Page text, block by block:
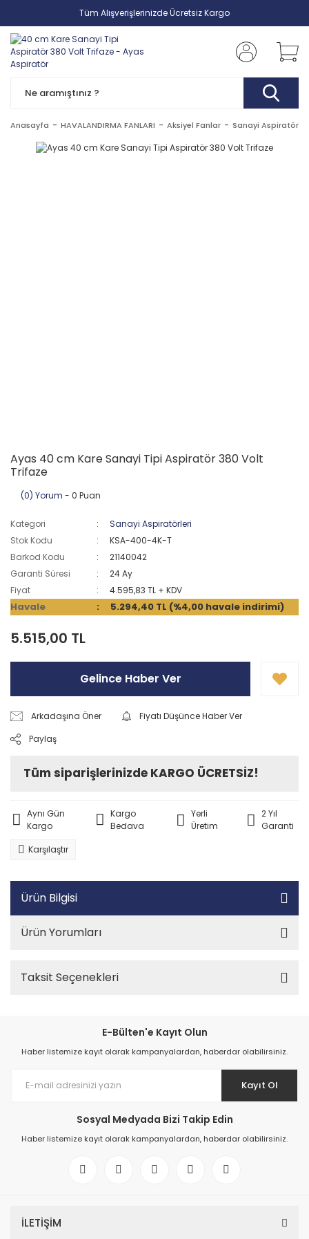
Tüm Alışverişlerinizde Ücretsiz Kargo
Anasayfa HAVALANDIRMA FANLARI Aksiyel Fanlar Sanayi
Ayas 40 cm Kare Sanayi Tipi Aspiratör 380 Volt
Trifaze
(0) Yorum - 0 Puan
Kategori
Sanayi Aspiratörleri
Stok Kodu
KSA-400-4K-T
Barkod Kodu
21140042
Garanti Süresi
24 Ay
Fiyat
4.595,83 TL + KDV
Havale 5.294,40 TL (%4,00 havale indirimi)
5.515,00 TL
Gelince Haber Ver
Arkadaşına Öner
Fiyatı Düşünce Haber Ver
Paylaş
Tüm siparişlerinizde KARGO ÜCRETSİZ!
Aynı Gün
Kargo
Kargo
Bedava
Yerli
Üretim
2 Yıl
Garanti
Karşılaştır
Ürün Bilgisi
Ürün Yorumları
Taksit Seçenekleri
E-Bülten'e Kayıt Olun
Haber listemize kayıt olarak kampanyalardan, haberdar olabilirsiniz.
Kayıt Ol
Sosyal Medyada Bizi Takip Edin
Haber listemize kayıt olarak kampanyalardan, haberdar olabilirsiniz.
İLETİŞİM